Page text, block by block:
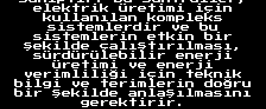
elektrik üretimi için
kullanılan kompleks
sistemlerdir ve bu
sistemlerin etkin bir
şekilde çalıştırılması,
sürdürülebilir enerji
üretimi ve enerji
verimliliği için teknik
bilgi ve terimlerin doğru
bir şekilde anlaşılmasını
gerektirir.